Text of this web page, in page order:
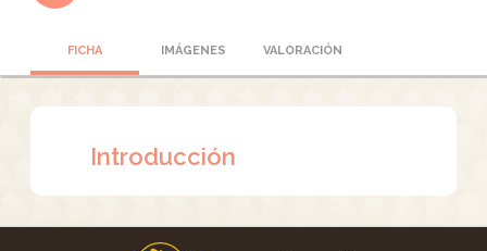
FICHA IMÁGENES VALORACIÓN
Introducción